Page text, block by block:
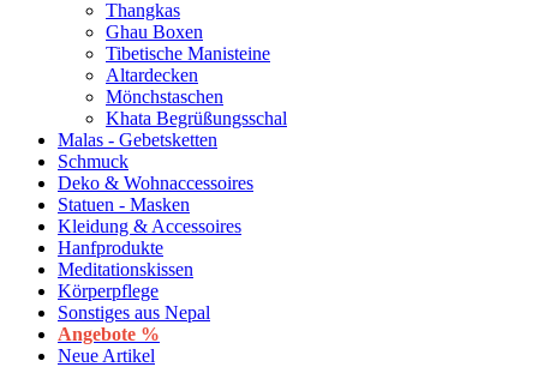
Thangkas
Ghau Boxen
Tibetische Manisteine
Altardecken
Mönchstaschen
Khata Begrüßungsschal
Malas - Gebetsketten
Schmuck
Deko & Wohnaccessoires
Statuen - Masken
Kleidung & Accessoires
Hanfprodukte
Meditationskissen
Körperpflege
Sonstiges aus Nepal
Angebote %
Neue Artikel